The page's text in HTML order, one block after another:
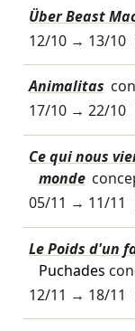
Über Beast
12/10→ 13/10
Animalitas
17/10→ 22/10
Ce qui nous
monde
05/11 → 11/11
Le Poids d'un
Puchades
12/11 → 18/11